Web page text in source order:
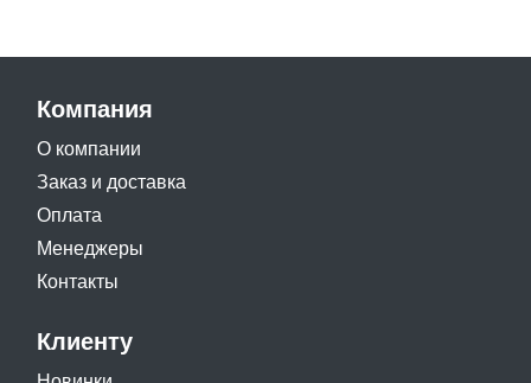
Компания
О компании
Заказ и доставка
Оплата
Менеджеры
Контакты
Клиенту